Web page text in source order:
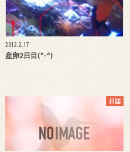
2012.2.17
産卵2日目(^-^)
日誌